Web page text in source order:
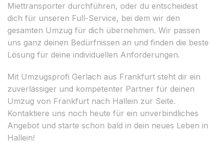
Miettransporter durchführen, oder du entscheidest
dich für unseren Full-Service, bei dem wir den
gesamten Umzug für dich übernehmen. Wir passen
uns ganz deinen Bedürfnissen an und finden die beste
Lösung für deine individuellen Anforderungen.
Mit Umzugsprofi Gerlach aus Frankfurt steht dir ein
zuverlässiger und kompetenter Partner für deinen
Umzug von Frankfurt nach Hallein zur Seite.
Kontaktiere uns noch heute für ein unverbindliches
Angebot und starte schon bald in dein neues Leben in
Hallein!